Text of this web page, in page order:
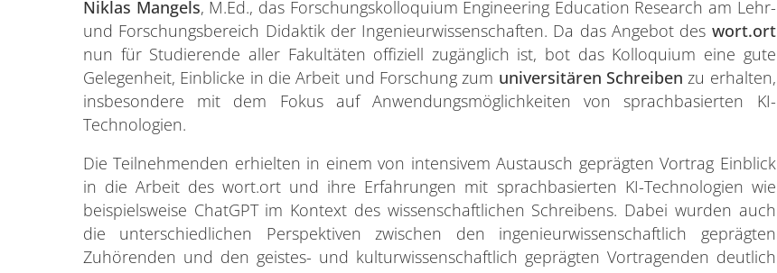
Niklas Mangels, M.Ed., das Forschungskolloquium Engineering Education Research am Lehr-
und Forschungsbereich Didaktik der Ingenieurwissenschaften. Da das Angebot des wort.ort
nun für Studierende aller Fakultäten offiziell zugänglich ist, bot das Kolloquium eine gute
Gelegenheit, Einblicke in die Arbeit und Forschung zum universitären Schreiben zu erhalten,
insbesondere mit dem Fokus auf Anwendungsmöglichkeiten von sprachbasierten KI-
Technologien.
Die Teilnehmenden erhielten in einem von intensivem Austausch geprägten Vortrag Einblick
in die Arbeit des wort.ort und ihre Erfahrungen mit sprachbasierten KI-Technologien wie
beispielsweise ChatGPT im Kontext des wissenschaftlichen Schreibens. Dabei wurden auch
die unterschiedlichen Perspektiven zwischen den ingenieurwissenschaftlich geprägten
Zuhörenden und den geistes- und kulturwissenschaftlich geprägten Vortragenden deutlich